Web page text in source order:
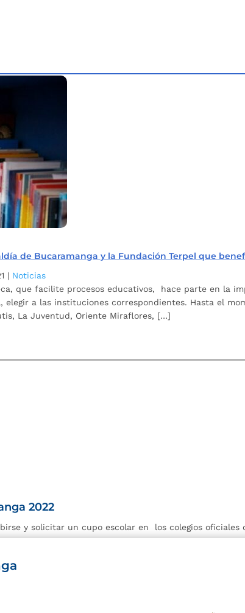
de Bucaramanga y la Fundación Terpel que
| Noticias
que facilite procesos educativos, hace parte en la
a las instituciones correspondientes. Hasta el
La Juventud, Oriente Miraflores, […]
2022
y solicitar un cupo escolar en los colegios oficiales